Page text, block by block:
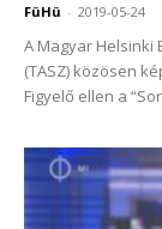
FüHü - 2019-05-24
A Magyar Helsinki
(TASZ) közösen
Figyelő ellen a